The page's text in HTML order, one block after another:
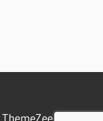
ThemeZee.